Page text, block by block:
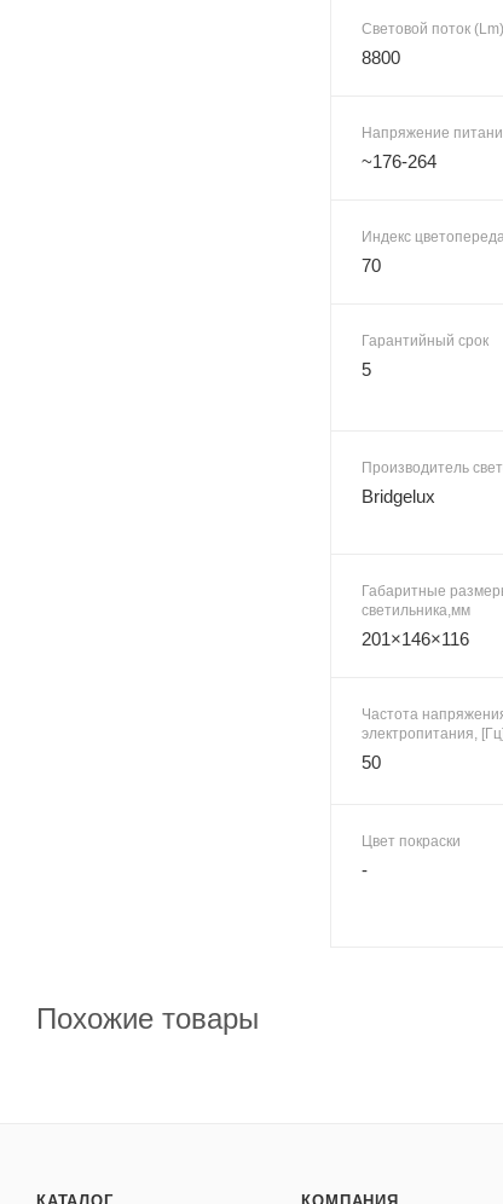
Световой поток (Lm)
8800
Напряжение
~176-264
Индекс
70
Гарантийный срок
5
Производитель
Bridgelux
Габаритные
светильника,мм
201×146×116
Частота
электропитания, [Гц]
50
Цвет покраски
-
Похожие товары